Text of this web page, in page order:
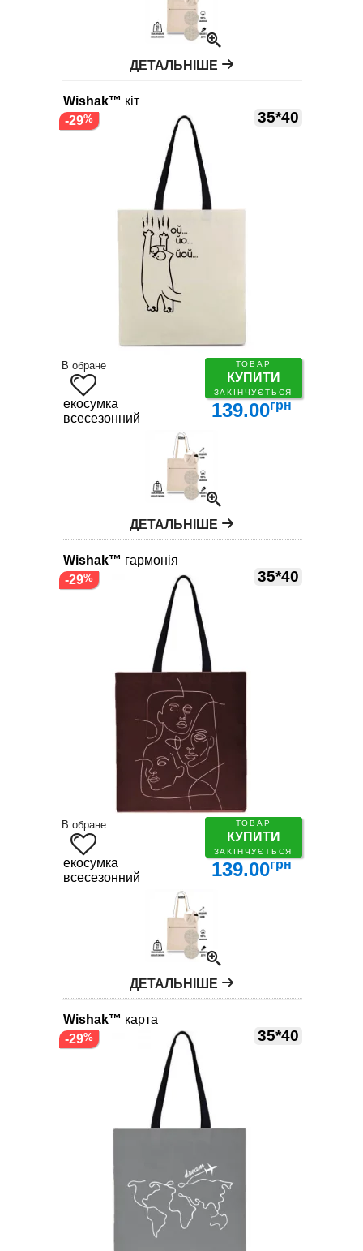
ДЕТАЛЬНІШЕ
Wishak™ кіт
35*40
В обране ТОВАР
КУПИТИ
ЗАКІНЧУЄТЬСЯ
екосумка
всесезонний
139.00грн
-29
ДЕТАЛЬНІШЕ
Wishak™ гармонія
35*40
В обране ТОВАР
КУПИТИ
ЗАКІНЧУЄТЬСЯ
екосумка
всесезонний
139.00грн
-29
ДЕТАЛЬНІШЕ
Wishak™ карта
35*40
-29